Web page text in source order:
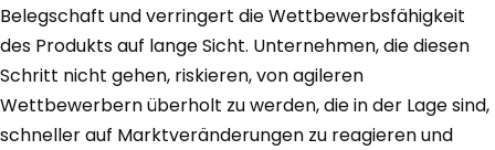
Belegschaft und verringert die Wettbewerbsfähigkeit
des Produkts auf lange Sicht. Unternehmen, die diesen
Schritt nicht gehen, riskieren, von agileren
Wettbewerbern überholt zu werden, die in der Lage sind,
schneller auf Marktveränderungen zu reagieren und